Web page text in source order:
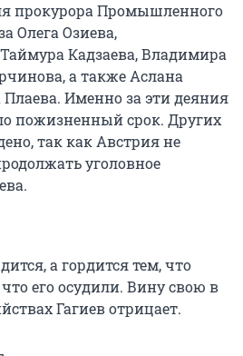
прокурора Промышленного
Олега Озиева,
Кадзаева, Владимира
а также Аслана
Именно за эти деяния
пожизненный срок. Других
так как Австрия не
уголовное
а гордится тем, что
что его осудили. Вину свою в
Гагиев отрицает.